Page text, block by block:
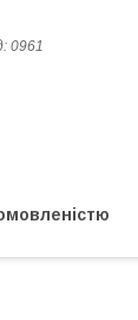
0961